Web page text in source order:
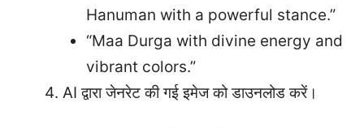
Hanuman with a powerful stance.”
“Maa Durga with divine energy and
vibrant colors.”
AI द्वारा जेनरेट की गई इमेज को डाउनलोड करें।